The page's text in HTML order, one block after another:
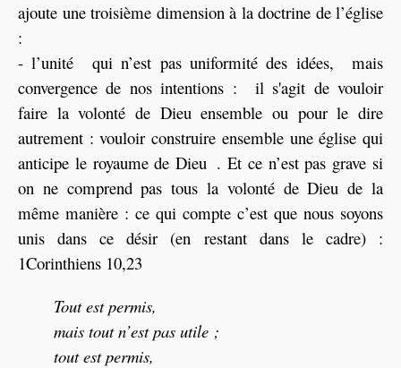
ajoute une troisième dimension à la doctrine de l’église
:
- l’unité qui n’est pas uniformité des idées, mais
convergence de nos intentions : il s'agit de vouloir
faire la volonté de Dieu ensemble ou pour le dire
autrement : vouloir construire ensemble une église qui
anticipe le royaume de Dieu . Et ce n’est pas grave si
on ne comprend pas tous la volonté de Dieu de la
même manière : ce qui compte c’est que nous soyons
unis dans ce désir (en restant dans le cadre) :
1Corinthiens 10,23
Tout est permis,
mais tout n’est pas utile ;
tout est permis,